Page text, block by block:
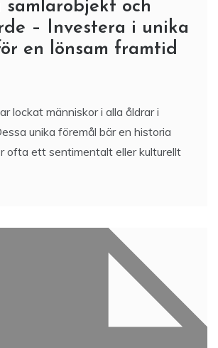
samlarobjekt och
– Investera i unika
en lönsam framtid
lockat människor i alla åldrar i
unika föremål bär en historia
ofta ett sentimentalt eller kulturellt